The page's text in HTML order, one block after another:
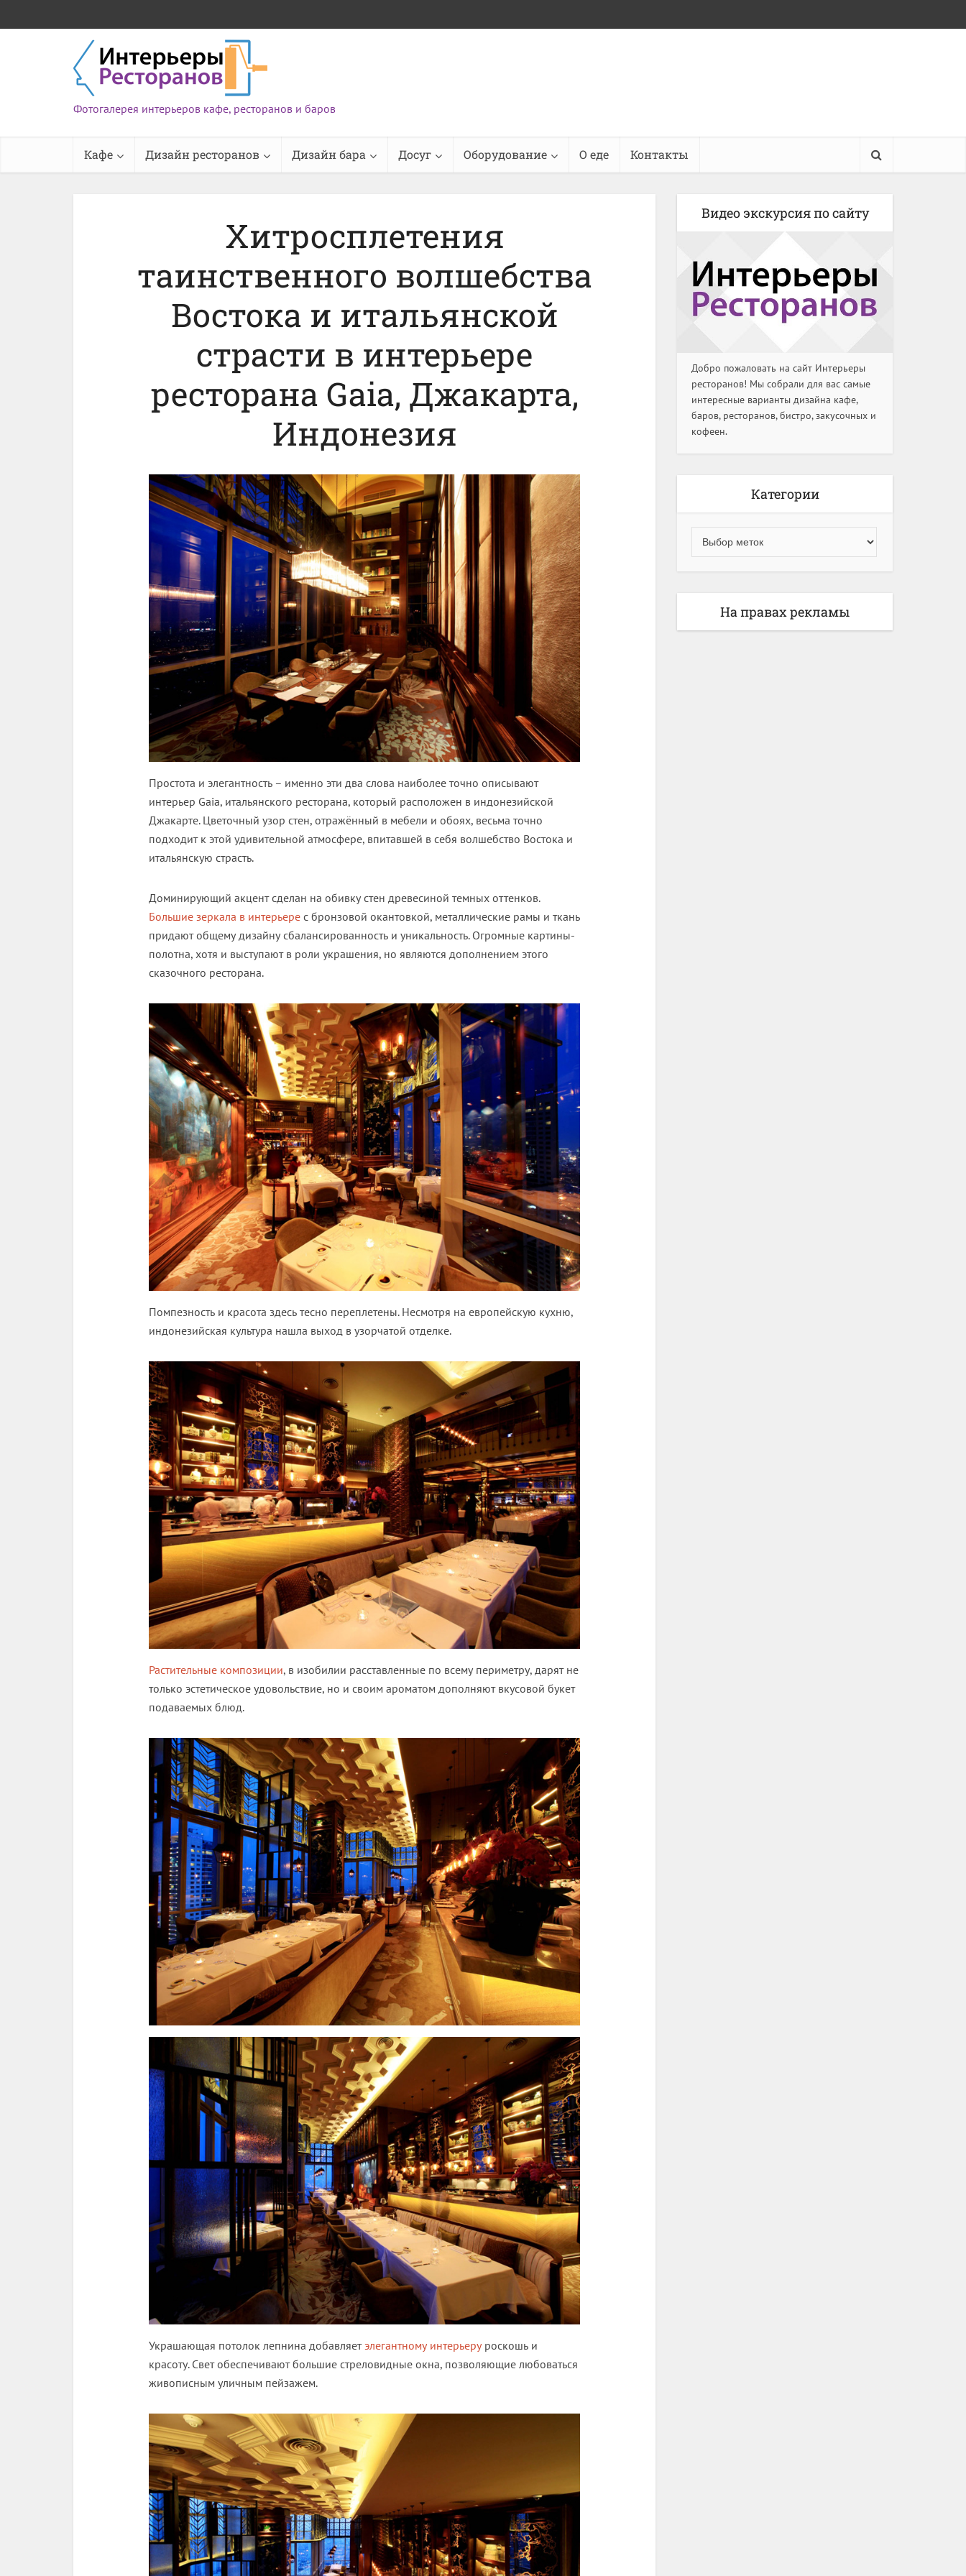
Фотогалерея интерьеров кафе, ресторанов и баров
Кафе Дизайн ресторанов Дизайн бара Досуг Оборудование О еде Контакты
Хитросплетения
таинственного волшебства
Востока и итальянской
страсти в интерьере
ресторана Gaia, Джакарта,
Индонезия
Простота и элегантность – именно эти два слова наиболее точно описывают
интерьер Gaia, итальянского ресторана, который расположен в индонезийской
Джакарте. Цветочный узор стен, отражённый в мебели и обоях, весьма точно
подходит к этой удивительной атмосфере, впитавшей в себя волшебство Востока и
итальянскую страсть.
Доминирующий акцент сделан на обивку стен древесиной темных оттенков.
Большие зеркала в интерьере с бронзовой окантовкой, металлические рамы и ткань
придают общему дизайну сбалансированность и уникальность. Огромные картины-
полотна, хотя и выступают в роли украшения, но являются дополнением этого
сказочного ресторана.
Помпезность и красота здесь тесно переплетены. Несмотря на европейскую кухню,
индонезийская культура нашла выход в узорчатой отделке.
Растительные композиции, в изобилии расставленные по всему периметру, дарят не
только эстетическое удовольствие, но и своим ароматом дополняют вкусовой букет
подаваемых блюд.
Украшающая потолок лепнина добавляетэлегантному интерьеруроскошь и
красоту. Свет обеспечивают большие стреловидные окна, позволяющие любоваться
живописным уличным пейзажем.
Видео экскурсия по сайту
Добро пожаловать на сайт Интерьеры
ресторанов! Мы собрали для вас самые
интересные варианты дизайна кафе,
баров, ресторанов, бистро, закусочных и
кофеен.
Категории
На правах рекламы